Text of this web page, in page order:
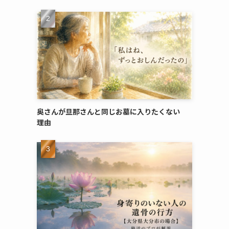
奥さんが​旦那さんと​同じ​お墓に​入りたくない​
理由